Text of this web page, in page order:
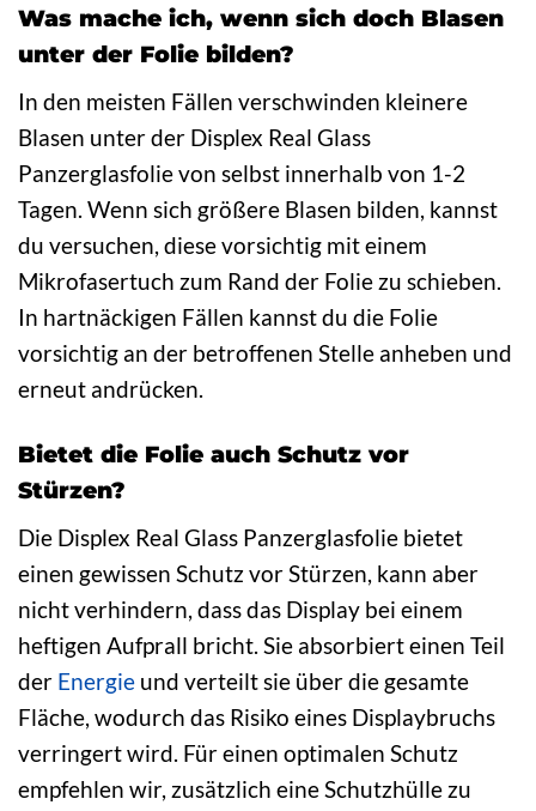
Was mache ich, wenn sich doch Blasen
unter der Folie bilden?
In den meisten Fällen verschwinden kleinere
Blasen unter der Displex Real Glass
Panzerglasfolie von selbst innerhalb von 1-2
Tagen. Wenn sich größere Blasen bilden, kannst
du versuchen, diese vorsichtig mit einem
Mikrofasertuch zum Rand der Folie zu schieben.
In hartnäckigen Fällen kannst du die Folie
vorsichtig an der betroffenen Stelle anheben und
erneut andrücken.
Bietet die Folie auch Schutz vor
Stürzen?
Die Displex Real Glass Panzerglasfolie bietet
einen gewissen Schutz vor Stürzen, kann aber
nicht verhindern, dass das Display bei einem
heftigen Aufprall bricht. Sie absorbiert einen Teil
der Energie und verteilt sie über die gesamte
Fläche, wodurch das Risiko eines Displaybruchs
verringert wird. Für einen optimalen Schutz
empfehlen wir, zusätzlich eine Schutzhülle zu